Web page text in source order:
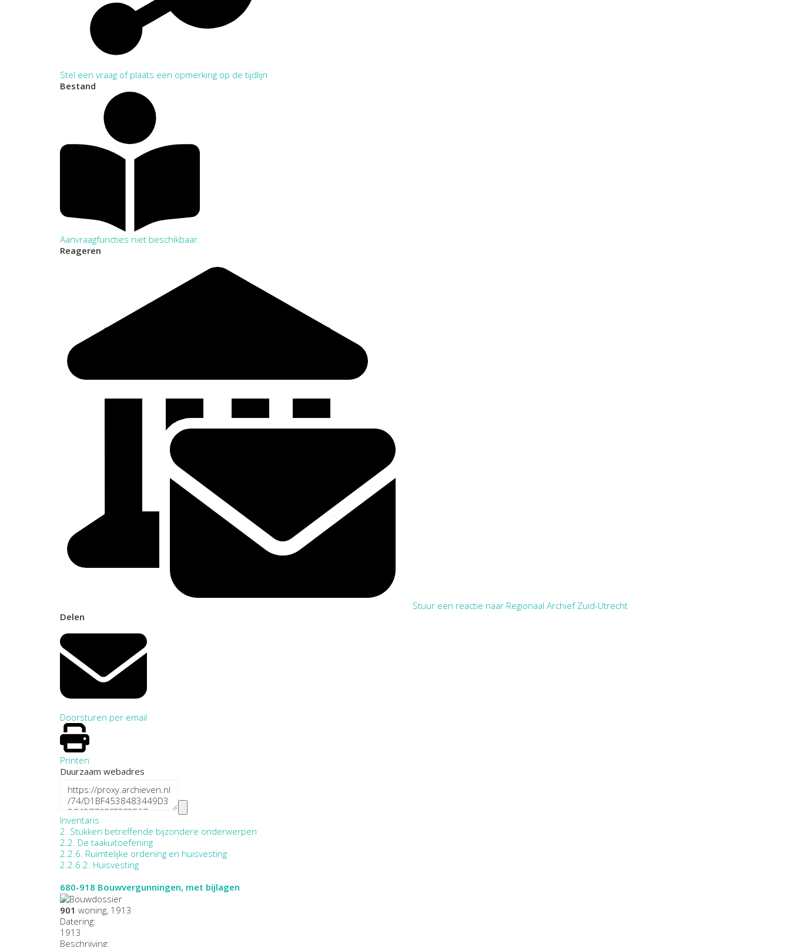
Stel een vraag of plaats een opmerking op de tijdlijn
Bestand
Aanvraagfuncties niet beschikbaar.
Reageren
Stuur een reactie naar Regionaal Archief Zuid-Utrecht
Delen
Doorsturen per email
Printen
Duurzaam webadres
Inventaris
2. Stukken betreffende bijzondere onderwerpen
2.2. De taakuitoefening
2.2.6. Ruimtelijke ordening en huisvesting
2.2.6.2. Huisvesting
680-918 Bouwvergunningen, met bijlagen
901 woning, 1913
Datering:
1913
Beschrijving: